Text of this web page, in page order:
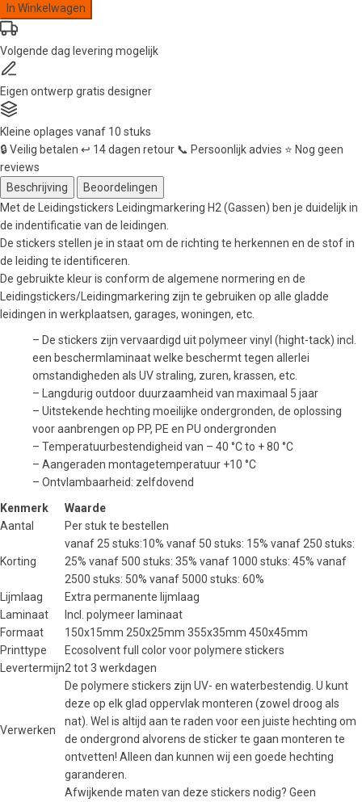
H2
(Gassen)
aantal
In Winkelwagen
Volgende dag levering mogelijk
Eigen ontwerp gratis designer
Kleine oplages vanaf 10 stuks
🔒Veilig betalen ↩️ 14 dagen retour 📞 Persoonlijk advies ⭐ Nog geen
reviews
Beschrijving
Beoordelingen
Met de Leidingstickers Leidingmarkering H2 (Gassen) ben je duidelijk in
de indentificatie van de leidingen.
De stickers stellen je in staat om de richting te herkennen en de stof in
de leiding te identificeren.
De gebruikte kleur is conform de algemene normering en de
Leidingstickers/Leidingmarkering zijn te gebruiken op alle gladde
leidingen in werkplaatsen, garages, woningen, etc.
– De stickers zijn vervaardigd uit polymeer vinyl (hight-tack) incl.
een beschermlaminaat welke beschermt tegen allerlei
omstandigheden als UV straling, zuren, krassen, etc.
– Langdurig outdoor duurzaamheid van maximaal 5 jaar
– Uitstekende hechting moeilijke ondergronden, de oplossing
voor aanbrengen op PP, PE en PU ondergronden
– Temperatuurbestendigheid van – 40 °C to + 80 °C
– Aangeraden montagetemperatuur +10 °C
– Ontvlambaarheid: zelfdovend
Kenmerk
Waarde
Aantal
Per stuk te bestellen
Korting
vanaf 25 stuks:10% vanaf 50 stuks: 15% vanaf 250 stuks:
25% vanaf 500 stuks: 35% vanaf 1000 stuks: 45% vanaf
2500 stuks: 50% vanaf 5000 stuks: 60%
Lijmlaag
Extra permanente lijmlaag
Laminaat
Incl. polymeer laminaat
Formaat
150x15mm 250x25mm 355x35mm 450x45mm
Printtype
Ecosolvent full color voor polymere stickers
Levertermijn2 tot 3 werkdagen
Verwerken
De polymere stickers zijn UV- en waterbestendig. U kunt
deze op elk glad oppervlak monteren (zowel droog als
nat). Wel is altijd aan te raden voor een juiste hechting om
de ondergrond alvorens de sticker te gaan monteren te
ontvetten! Alleen dan kunnen wij een goede hechting
garanderen.
Afwijkende maten van deze stickers nodig? Geen